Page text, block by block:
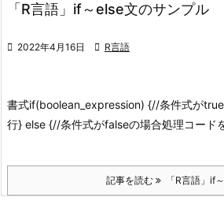
「R言語」if～else文のサンプル
 2022年4月16日  R言語
書式if(boolean_expression) {//条件式が
行} else {//条件式がfalseの場合処理コード
記事を読む 「R言語」if